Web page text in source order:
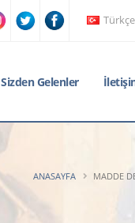
Türkçe
Sizden Gelenler
ANASAYFA MADDE